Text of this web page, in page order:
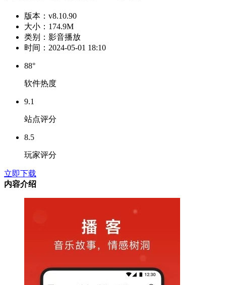
版本： v8.10.90
大小： 174.9M
类别： 影音播放
时间： 2024-05-01 18:10
88°
软件热度
9.1
站点评分
8.5
玩家评分
立即下载
内容介绍